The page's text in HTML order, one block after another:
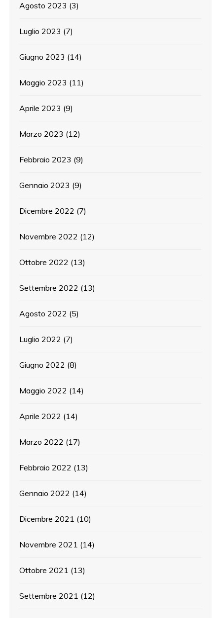
Agosto 2023 (3)
Luglio 2023 (7)
Giugno 2023 (14)
Maggio 2023 (11)
Aprile 2023 (9)
Marzo 2023 (12)
Febbraio 2023 (9)
Gennaio 2023 (9)
Dicembre 2022 (7)
Novembre 2022 (12)
Ottobre 2022 (13)
Settembre 2022 (13)
Agosto 2022 (5)
Luglio 2022 (7)
Giugno 2022 (8)
Maggio 2022 (14)
Aprile 2022 (14)
Marzo 2022 (17)
Febbraio 2022 (13)
Gennaio 2022 (14)
Dicembre 2021 (10)
Novembre 2021 (14)
Ottobre 2021 (13)
Settembre 2021 (12)